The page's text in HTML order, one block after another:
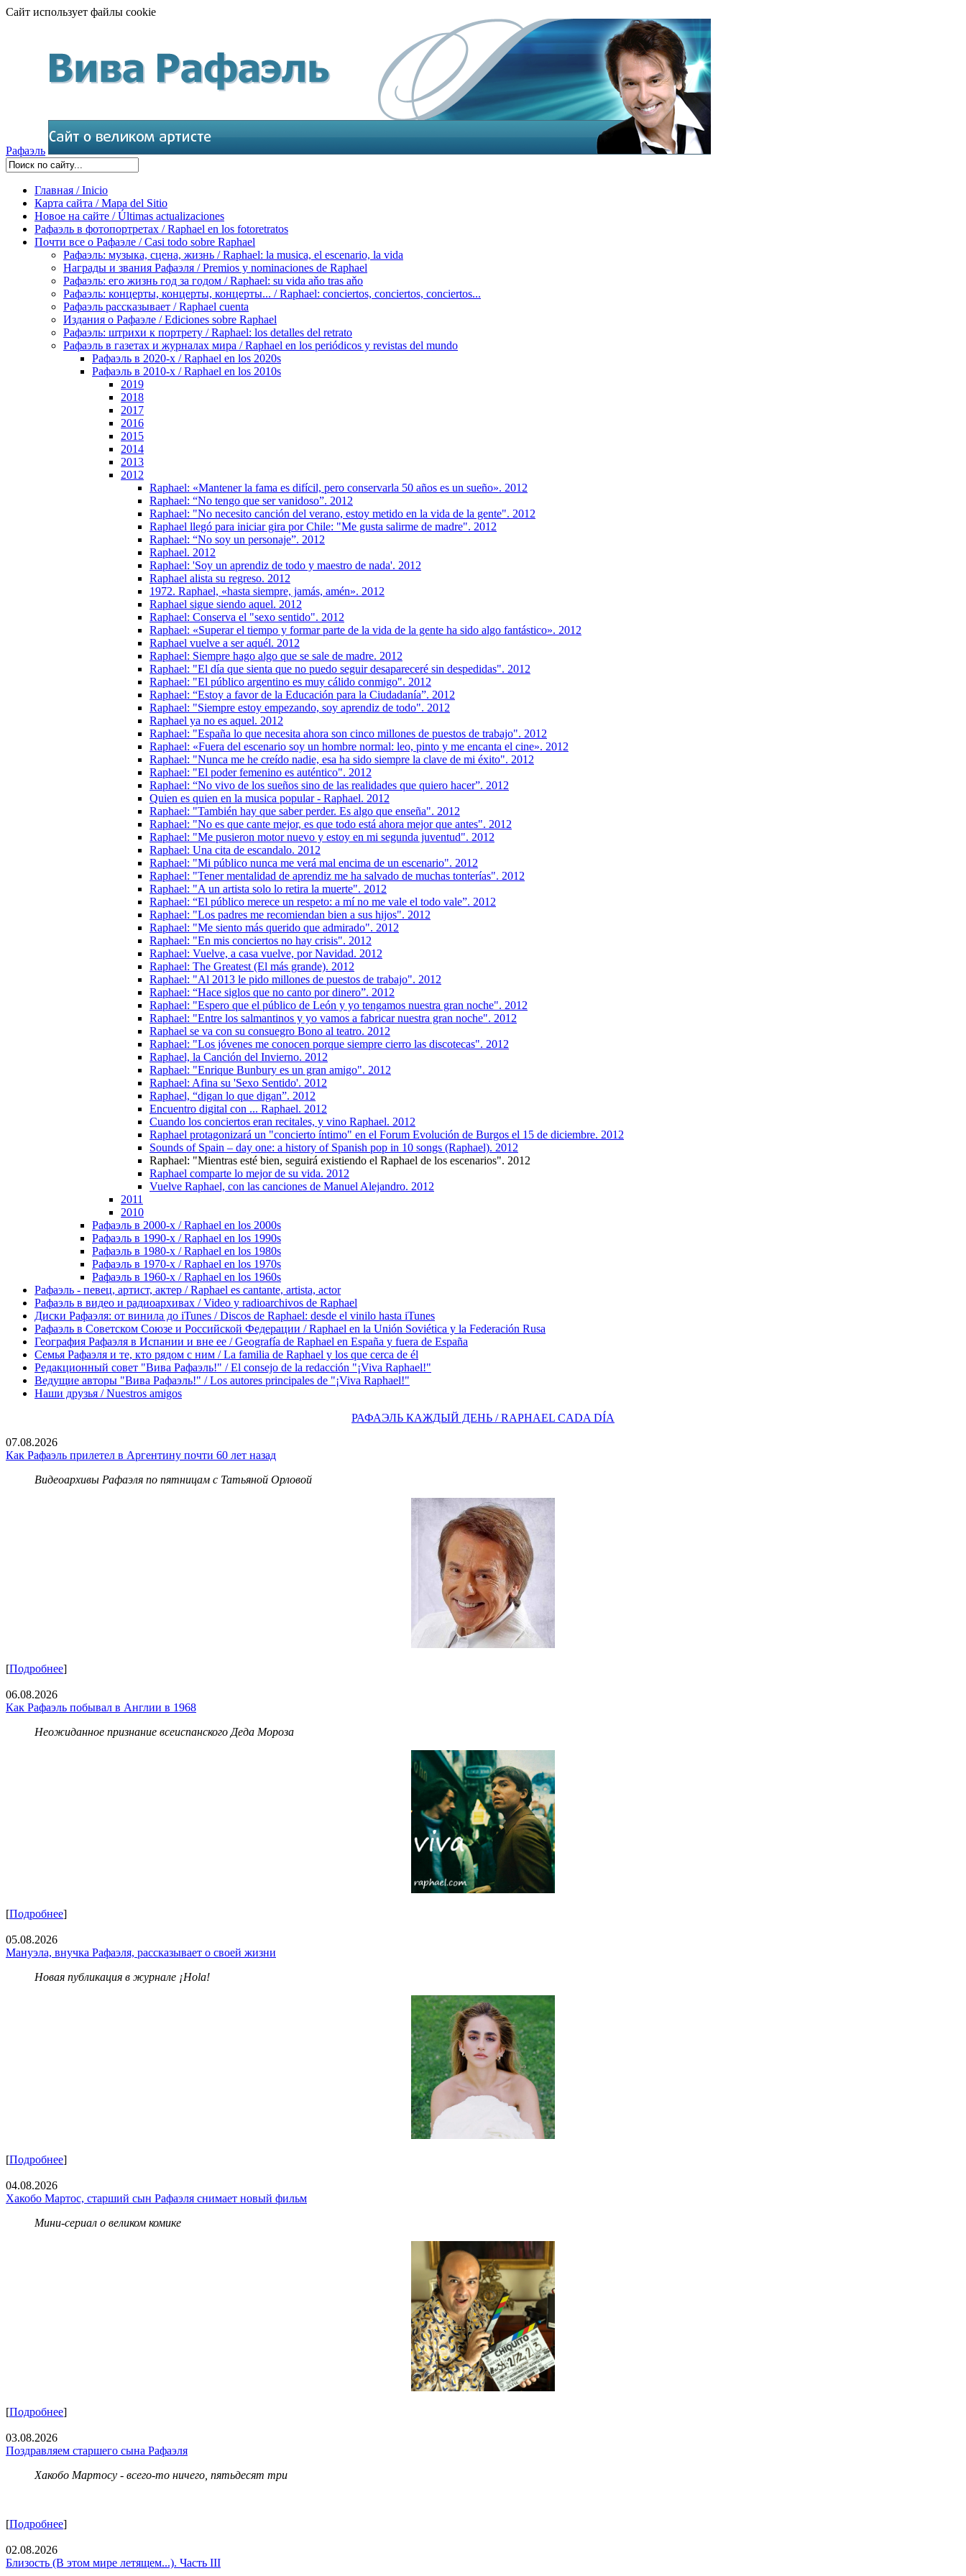
Сайт использует файлы cookie
Рафаэль
Главная / Inicio
Карта сайта / Mapa del Sitio
Новое на сайте / Últimas actualizaciones
Рафаэль в фотопортретах / Raphael en los fotoretratos
Почти все о Рафаэле / Casi todo sobre Raphael
Рафаэль: музыка, сцена, жизнь / Raphael: la musica, el escenario, la vida
Награды и звания Рафаэля / Premios y nominaciones de Raphael
Рафаэль: его жизнь год за годом / Raphael: su vida aňo tras aňo
Рафаэль: концерты, концерты, концерты... / Raphael: conciertos, сonciertos, сonciertos...
Рафаэль рассказывает / Raphael cuenta
Издания о Рафаэле / Ediciones sobre Raphael
Рафаэль: штрихи к портрету / Raphael: los detalles del retrato
Рафаэль в газетах и журналах мира / Raphael en los periódicos y revistas del mundo
Рафаэль в 2020-х / Raphael en los 2020s
Рафаэль в 2010-х / Raphael en los 2010s
2019
2018
2017
2016
2015
2014
2013
2012
Raphael: «Mantener la fama es difícil, pero conservarla 50 años es un sueño». 2012
Raphael: “No tengo que ser vanidoso”. 2012
Raphael: "No necesito canción del verano, estoy metido en la vida de la gente". 2012
Raphael llegó para iniciar gira por Chile: "Me gusta salirme de madre". 2012
Raphael: “No soy un personaje”. 2012
Raphael. 2012
Raphael: 'Soy un aprendiz de todo y maestro de nada'. 2012
Raphael alista su regreso. 2012
1972. Raphael, «hasta siempre, jamás, amén». 2012
Raphael sigue siendo aquel. 2012
Raphael: Conserva el "sexo sentido". 2012
Raphael: «Superar el tiempo y formar parte de la vida de la gente ha sido algo fantástico». 2012
Raphael vuelve a ser aquél. 2012
Raphael: Siempre hago algo que se sale de madre. 2012
Raphael: "El día que sienta que no puedo seguir desapareceré sin despedidas". 2012
Raphael: "El público argentino es muy cálido conmigo". 2012
Raphael: “Estoy a favor de la Educación para la Ciudadanía”. 2012
Raphael: "Siempre estoy empezando, soy aprendiz de todo". 2012
Raphael ya no es aquel. 2012
Raphael: "España lo que necesita ahora son cinco millones de puestos de trabajo". 2012
Raphael: «Fuera del escenario soy un hombre normal: leo, pinto y me encanta el cine». 2012
Raphael: "Nunca me he creído nadie, esa ha sido siempre la clave de mi éxito". 2012
Raphael: "El poder femenino es auténtico". 2012
Raphael: “No vivo de los sueños sino de las realidades que quiero hacer”. 2012
Quien es quien en la musica popular - Raphael. 2012
Raphael: "También hay que saber perder. Es algo que enseña". 2012
Raphael: "No es que cante mejor, es que todo está ahora mejor que antes". 2012
Raphael: "Me pusieron motor nuevo y estoy en mi segunda juventud". 2012
Raphael: Una cita de escandalo. 2012
Raphael: "Mi público nunca me verá mal encima de un escenario". 2012
Raphael: "Tener mentalidad de aprendiz me ha salvado de muchas tonterías". 2012
Raphael: "A un artista solo lo retira la muerte". 2012
Raphael: “El público merece un respeto: a mí no me vale el todo vale”. 2012
Raphael: "Los padres me recomiendan bien a sus hijos". 2012
Raphael: "Me siento más querido que admirado". 2012
Raphael: "En mis conciertos no hay crisis". 2012
Raphael: Vuelve, a casa vuelve, por Navidad. 2012
Raphael: The Greatest (El más grande). 2012
Raphael: "Al 2013 le pido millones de puestos de trabajo". 2012
Raphael: “Hace siglos que no canto por dinero”. 2012
Raphael: "Espero que el público de León y yo tengamos nuestra gran noche". 2012
Raphael: "Entre los salmantinos y yo vamos a fabricar nuestra gran noche". 2012
Raphael se va con su consuegro Bono al teatro. 2012
Raphael: "Los jóvenes me conocen porque siempre cierro las discotecas". 2012
Raphael, la Canción del Invierno. 2012
Raphael: "Enrique Bunbury es un gran amigo". 2012
Raphael: Afina su 'Sexo Sentido'. 2012
Raphael, “digan lo que digan”. 2012
Encuentro digital con ... Raphael. 2012
Cuando los conciertos eran recitales, y vino Raphael. 2012
Raphael protagonizará un "concierto íntimo" en el Forum Evolución de Burgos el 15 de diciembre. 2012
Sounds of Spain – day one: a history of Spanish pop in 10 songs (Raphael). 2012
Raphael: "Mientras esté bien, seguirá existiendo el Raphael de los escenarios". 2012
Raphael comparte lo mejor de su vida. 2012
Vuelve Raphael, con las canciones de Manuel Alejandro. 2012
2011
2010
Рафаэль в 2000-х / Raphael en los 2000s
Рафаэль в 1990-х / Raphael en los 1990s
Рафаэль в 1980-х / Raphael en los 1980s
Рафаэль в 1970-х / Raphael en los 1970s
Рафаэль в 1960-х / Raphael en los 1960s
Рафаэль - певец, артист, актер / Raphael es cantante, artista, actor
Рафаэль в видео и радиоархивах / Video y radioarchivos de Raphael
Диски Рафаэля: от винила до iTunes / Discos de Raphael: desde el vinilo hasta iTunes
Рафаэль в Советском Союзе и Российской Федерации / Raphael en la Unión Soviética y la Federación Rusa
География Рафаэля в Испании и вне ее / Geografía de Raphael en España y fuera de España
Семья Рафаэля и те, кто рядом с ним / La familia de Raphael y los que cerca de él
Редакционный совет "Вива Рафаэль!" / El consejo de la redacción "¡Viva Raphael!"
Ведущие авторы "Вива Рафаэль!" / Los autores principales de "¡Viva Raphael!"
Наши друзья / Nuestros amigos
РАФАЭЛЬ КАЖДЫЙ ДЕНЬ / RAPHAEL CADA DÍA
07.08.2026
Как Рафаэль прилетел в Аргентину почти 60 лет назад
Видеоархивы Рафаэля по пятницам с Татьяной Орловой
[Подробнее]
06.08.2026
Как Рафаэль побывал в Англии в 1968
Неожиданное признание всеиспанского Деда Мороза
[Подробнее]
05.08.2026
Мануэла, внучка Рафаэля, рассказывает о своей жизни
Новая публикация в журнале ¡Hola!
[Подробнее]
04.08.2026
Хакобо Мартос, старший сын Рафаэля снимает новый фильм
Мини-сериал о великом комике
[Подробнее]
03.08.2026
Поздравляем старшего сына Рафаэля
Хакобо Мартосу - всего-то ничего, пятьдесят три
[Подробнее]
02.08.2026
Близость (В этом мире летящем...). Часть III